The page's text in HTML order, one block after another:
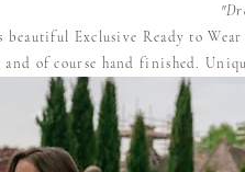
beautiful Exclusive Ready to
of course hand finished. U